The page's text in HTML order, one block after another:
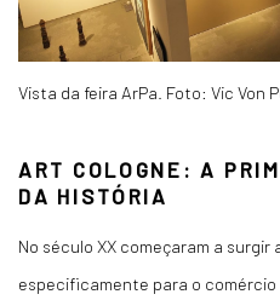
Vista da feira ArPa. Foto: Vic Von
ART COLOGNE: A
DA HISTÓRIA
No século XX começaram a
especificamente para o